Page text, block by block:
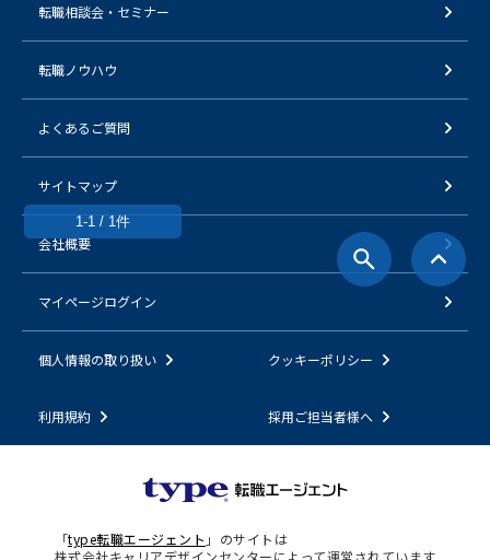
1-1 / 1件
転職相談会・セミナー
転職ノウハウ
よくあるご質問
サイトマップ
会社概要
マイページログイン
個人情報の取り扱い クッキーポリシー
利用規約 採用ご担当者様へ
「type転職エージェント 」のサイトは
株式会社キャリアデザインセンターによって運営されています